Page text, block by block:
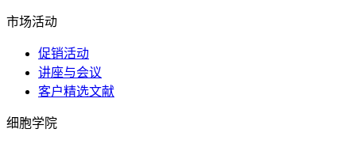
市场活动
促销活动
讲座与会议
客户精选文献
细胞学院